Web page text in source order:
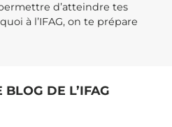
d’atteindre tes
à l’IFAG, on te prépare
DE L’IFAG